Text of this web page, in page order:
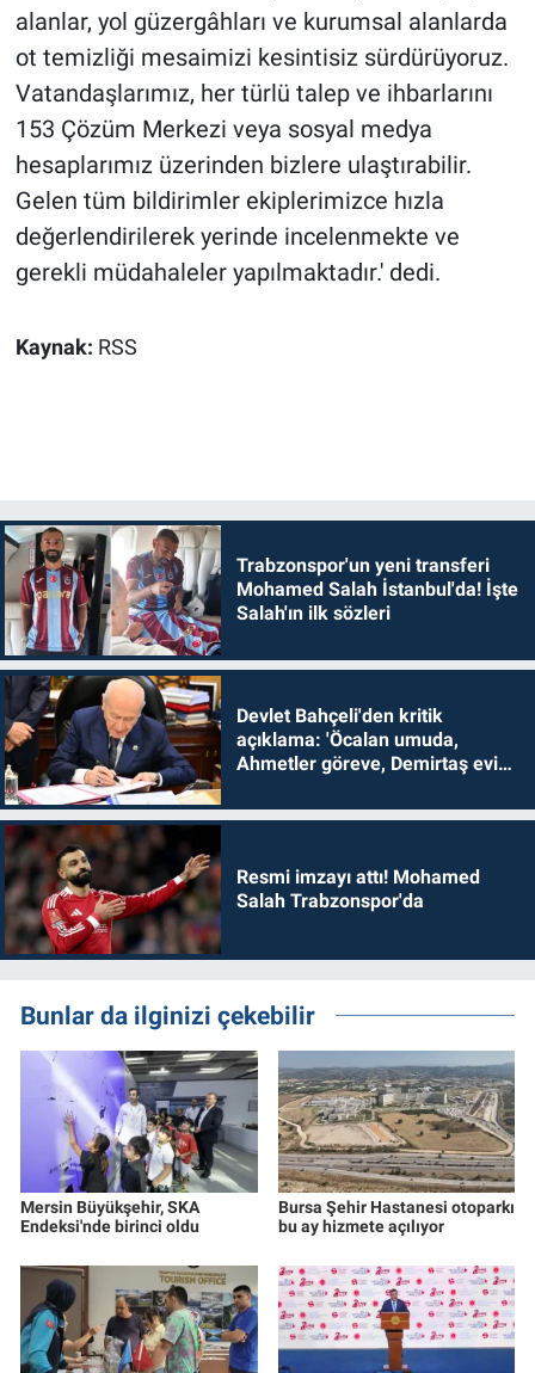
alanlar, yol güzergâhları ve kurumsal alanlarda
ot temizliği mesaimizi kesintisiz sürdürüyoruz.
Vatandaşlarımız, her türlü talep ve ihbarlarını
153 Çözüm Merkezi veya sosyal medya
hesaplarımız üzerinden bizlere ulaştırabilir.
Gelen tüm bildirimler ekiplerimizce hızla
değerlendirilerek yerinde incelenmekte ve
gerekli müdahaleler yapılmaktadır.' dedi.
Kaynak: RSS
Trabzonspor'un yeni transferi
Mohamed Salah İstanbul'da! İşte
Salah'ın ilk sözleri
Devlet Bahçeli'den kritik
açıklama: 'Öcalan umuda,
Ahmetler göreve, Demirtaş evine
Resmi imzayı attı! Mohamed
Salah Trabzonspor'da
Bunlar da ilginizi çekebilir
Mersin Büyükşehir, SKA
Endeksi'nde birinci oldu
Bursa Şehir Hastanesi otoparkı
bu ay hizmete açılıyor